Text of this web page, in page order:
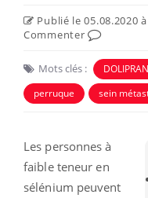
Publié le 05.08.2020
Commenter
Mots clés :
perruque
sein
Les personnes à
faible teneur en
sélénium peuvent